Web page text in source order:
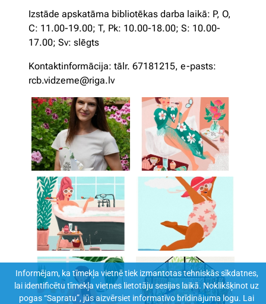
Izstāde apskatāma bibliotēkas darba laikā: P, O,
C: 11.00-19.00; T, Pk: 10.00-18.00; S: 10.00-
17.00; Sv: slēgts
Kontaktinformācija: tālr. 67181215, e-pasts:
rcb.vidzeme@riga.lv
Informējam, ka tīmekļa vietnē tiek izmantotas tehniskās sīkdatnes,
lai identificētu tīmekļa vietnes lietotāju sesijas laikā. Noklikšķinot uz
pogas “Sapratu”, jūs aizvērsiet informatīvo brīdinājuma logu. Lai